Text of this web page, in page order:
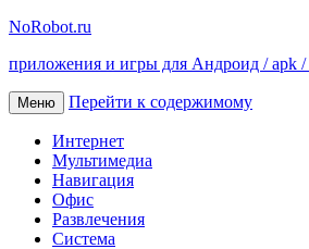
NoRobot.ru
приложения и игры для Андроид / apk
Меню Перейти к содержимому
Интернет
Мультимедиа
Навигация
Офис
Развлечения
Система